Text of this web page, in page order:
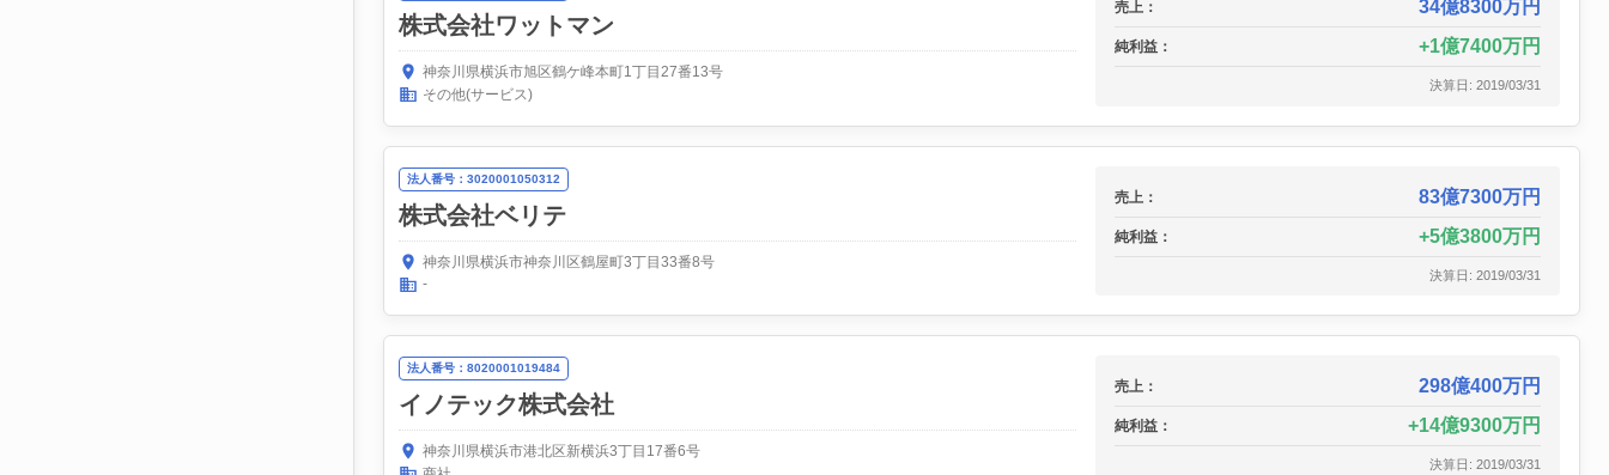
株式会社ワットマン
神奈川県横浜市旭区鶴ケ峰本町1丁目27番13号
その他(サービス)
売上： 34億8300万円
純利益： 1億7400万円
決算日: 2019/03/31
法人番号：3020001050312
株式会社ベリテ
神奈川県横浜市神奈川区鶴屋町3丁目33番8号
-
売上： 83億7300万円
純利益： 5億3800万円
決算日: 2019/03/31
法人番号：8020001019484
イノテック株式会社
神奈川県横浜市港北区新横浜3丁目17番6号
売上： 298億400万円
純利益： 14億9300万円
決算日: 2019/03/31